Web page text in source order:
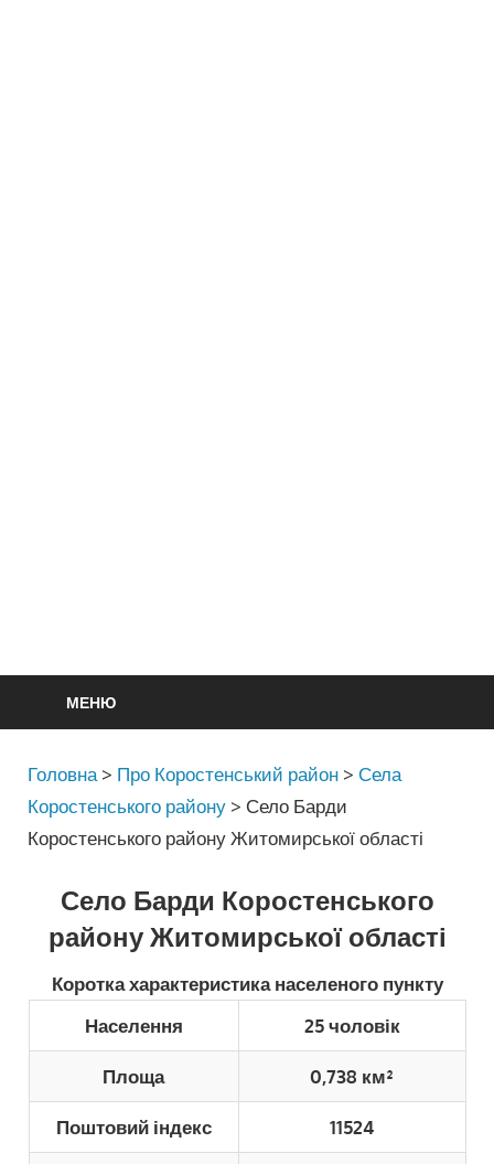
МЕНЮ
Головна > Про Коростенський район >Села
Коростенського району > Село Барди
Коростенського району Житомирської області
Село Барди Коростенського
району Житомирської області
Коротка характеристика населеного пункту
Населення
25 чоловік
Площа 0,738 км²
Поштовий індекс 11524